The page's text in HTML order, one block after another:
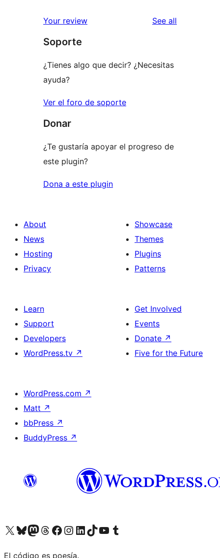
Your review See all
Soporte
¿Tienes algo que decir? ¿Necesitas
ayuda?
Ver el foro de soporte
Donar
¿Te gustaría apoyar el progreso de
este plugin?
Dona a este plugin
About
News
Hosting
Privacy
Showcase
Themes
Plugins
Patterns
Learn
Support
Developers
WordPress.tv ↗
Get Involved
Events
Donate ↗
Five for the Future
WordPress.com ↗
Matt ↗
bbPress ↗
BuddyPress ↗
Visit our X (formerly Twitter) account
Visit our Bluesky account
Visit our Mastodon account
Visit our Threads account
Visit our Facebook page
Visit our Instagram account
Visit our LinkedIn account
Visit our TikTok account
Visit our YouTube channel
Visit our Tumblr account
El código es poesía.